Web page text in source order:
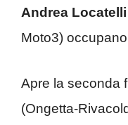
Andrea Locatelli
Moto3)
Apre la seconda
(Ongetta-